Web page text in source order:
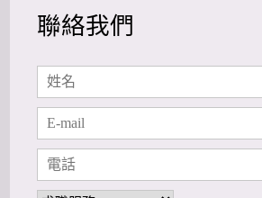
聯絡我們